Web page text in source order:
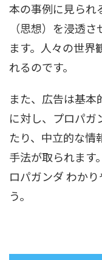
本の事例に見られ
（思想）を浸透
ます。人々の世界
れるのです。
また、広告は基
に対し、プロパガ
たり、中立的な情
手法が取られます
ロパガンダ わか
う。